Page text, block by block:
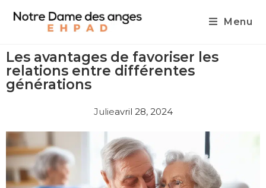
Menu
Les avantages de favoriser les
relations entre différentes
générations
Julieavril 28, 2024